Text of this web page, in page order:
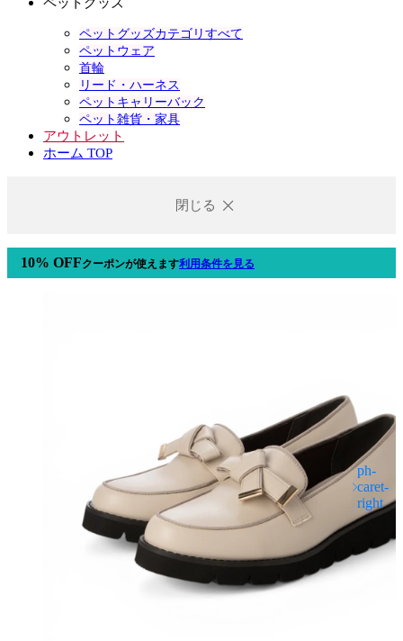
ペットグッズカテゴリすべて
ペットウェア
首輪
リード・ハーネス
ペットキャリーバック
ペット雑貨・家具
アウトレット
ホーム TOP
閉じる
10% OFFクーポンが使えます利用条件を見る